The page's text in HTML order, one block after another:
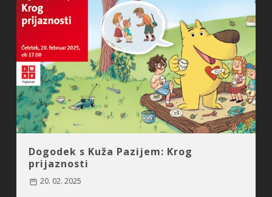
Dogodek s Kuža Pazijem: Krog
prijaznosti
20. 02. 2025